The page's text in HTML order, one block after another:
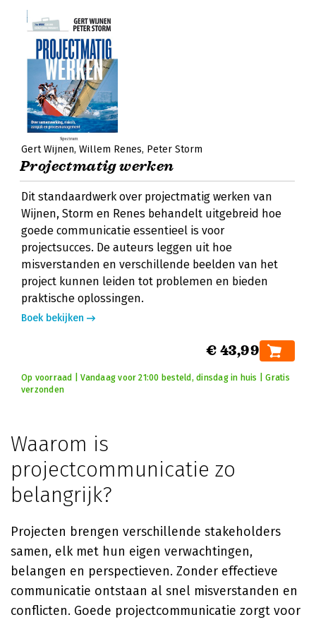
Gert Wijnen Willem Renes Peter Storm
Projectmatig werken
Dit standaardwerk over projectmatig werken van
Wijnen, Storm en Renes behandelt uitgebreid hoe
goede communicatie essentieel is voor
projectsucces. De auteurs leggen uit hoe
misverstanden en verschillende beelden van het
project kunnen leiden tot problemen en bieden
praktische oplossingen.
Boek bekijken
€ 43,99
Op voorraad | Vandaag voor 21:00 besteld, dinsdag in huis | Gratis
verzonden
Waarom is
projectcommunicatie zo
belangrijk?
Projecten brengen verschillende stakeholders
samen, elk met hun eigen verwachtingen,
belangen en perspectieven. Zonder effectieve
communicatie ontstaan al snel misverstanden en
conflicten. Goede projectcommunicatie zorgt voor